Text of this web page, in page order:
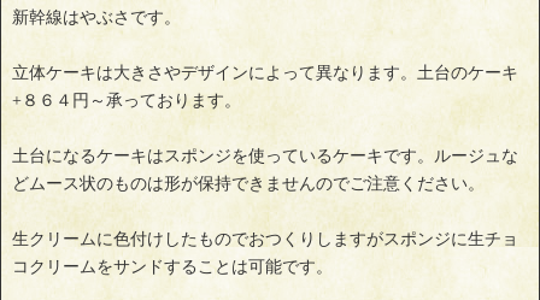
新幹線はやぶさです。
立体ケーキは大きさやデザインによって異なります。土台のケーキ
+８６４円～承っております。
土台になるケーキはスポンジを使っているケーキです。ルージュな
どムース状のものは形が保持できませんのでご注意ください。
生クリームに色付けしたものでおつくりしますがスポンジに生チョ
コクリームをサンドすることは可能です。